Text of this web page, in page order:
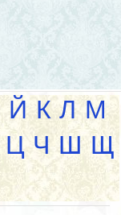
Й К Л М
Ц Ч Ш Щ